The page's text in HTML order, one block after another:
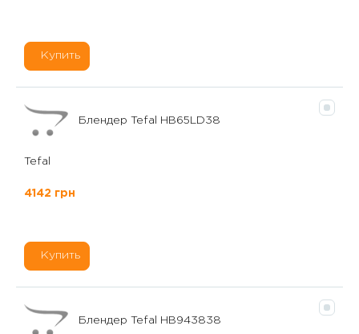
Купить
Блендер Tefal HB65LD38
Tefal
4142 грн
Купить
Блендер Tefal HB943838